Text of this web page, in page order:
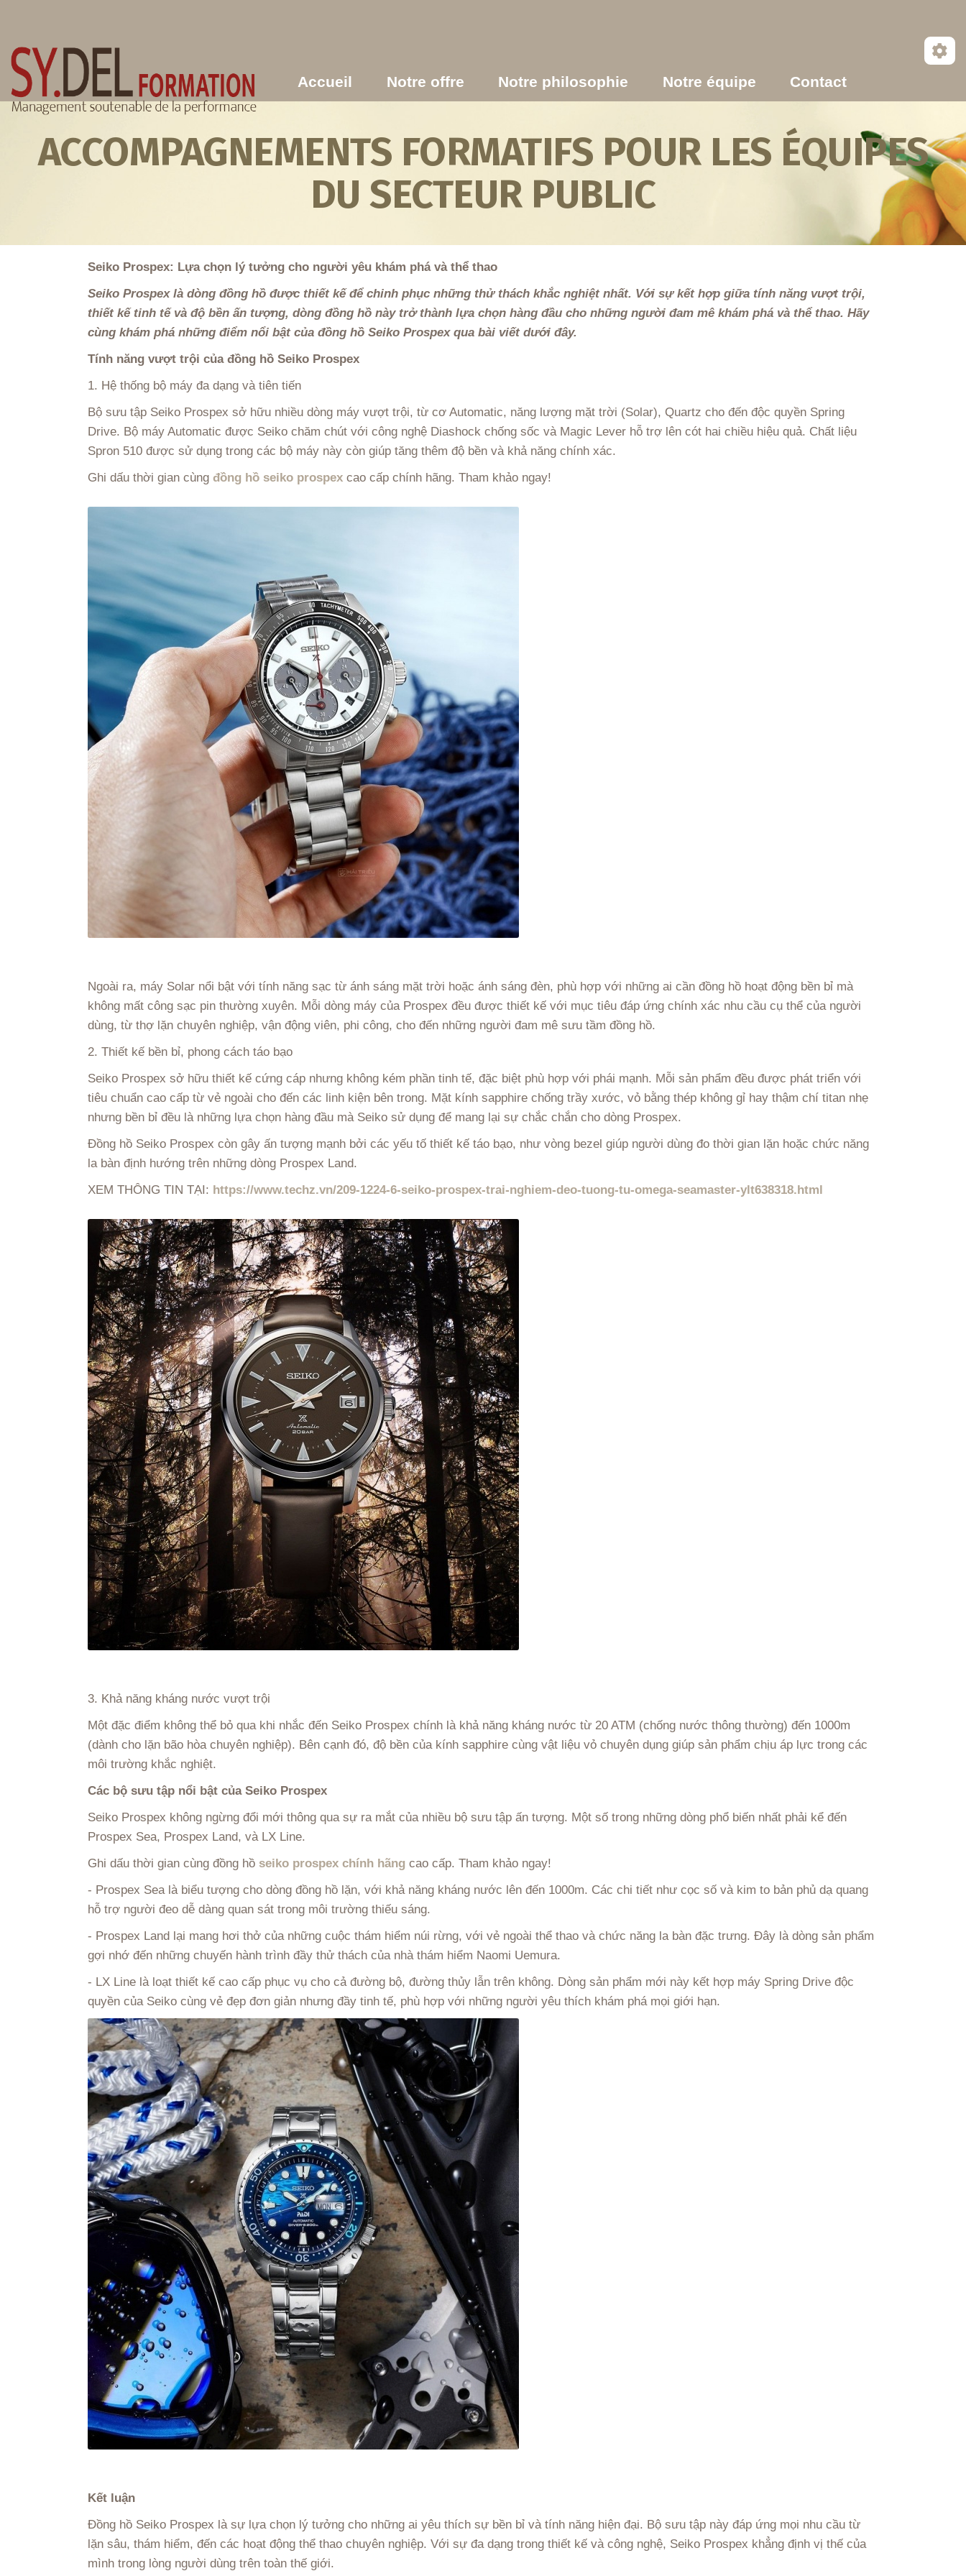
Accueil Notre offre Notre philosophie Notre équipe Contact
ACCOMPAGNEMENTS FORMATIFS POUR LES ÉQUIPES
DU SECTEUR PUBLIC
Seiko Prospex: Lựa chọn lý tưởng cho người yêu khám phá và thể thao
Seiko Prospex là dòng đồng hồ được thiết kế để chinh phục những thử thách khắc nghiệt nhất. Với sự kết hợp giữa tính năng vượt trội,
thiết kế tinh tế và độ bền ấn tượng, dòng đồng hồ này trở thành lựa chọn hàng đầu cho những người đam mê khám phá và thể thao. Hãy
cùng khám phá những điểm nổi bật của đồng hồ Seiko Prospex qua bài viết dưới đây.
Tính năng vượt trội của đồng hồ Seiko Prospex
1. Hệ thống bộ máy đa dạng và tiên tiến
Bộ sưu tập Seiko Prospex sở hữu nhiều dòng máy vượt trội, từ cơ Automatic, năng lượng mặt trời (Solar), Quartz cho đến độc quyền Spring
Drive. Bộ máy Automatic được Seiko chăm chút với công nghệ Diashock chống sốc và Magic Lever hỗ trợ lên cót hai chiều hiệu quả. Chất liệu
Spron 510 được sử dụng trong các bộ máy này còn giúp tăng thêm độ bền và khả năng chính xác.
Ghi dấu thời gian cùng đồng hồ seiko prospex cao cấp chính hãng. Tham khảo ngay!
Ngoài ra, máy Solar nổi bật với tính năng sạc từ ánh sáng mặt trời hoặc ánh sáng đèn, phù hợp với những ai cần đồng hồ hoạt động bền bỉ mà
không mất công sạc pin thường xuyên. Mỗi dòng máy của Prospex đều được thiết kế với mục tiêu đáp ứng chính xác nhu cầu cụ thể của người
dùng, từ thợ lặn chuyên nghiệp, vận động viên, phi công, cho đến những người đam mê sưu tầm đồng hồ.
2. Thiết kế bền bỉ, phong cách táo bạo
Seiko Prospex sở hữu thiết kế cứng cáp nhưng không kém phần tinh tế, đặc biệt phù hợp với phái mạnh. Mỗi sản phẩm đều được phát triển với
tiêu chuẩn cao cấp từ vẻ ngoài cho đến các linh kiện bên trong. Mặt kính sapphire chống trầy xước, vỏ bằng thép không gỉ hay thậm chí titan nhẹ
nhưng bền bỉ đều là những lựa chọn hàng đầu mà Seiko sử dụng để mang lại sự chắc chắn cho dòng Prospex.
Đồng hồ Seiko Prospex còn gây ấn tượng mạnh bởi các yếu tố thiết kế táo bạo, như vòng bezel giúp người dùng đo thời gian lặn hoặc chức năng
la bàn định hướng trên những dòng Prospex Land.
XEM THÔNG TIN TẠI: https://www.techz.vn/209-1224-6-seiko-prospex-trai-nghiem-deo-tuong-tu-omega-seamaster-ylt638318.html
3. Khả năng kháng nước vượt trội
Một đặc điểm không thể bỏ qua khi nhắc đến Seiko Prospex chính là khả năng kháng nước từ 20 ATM (chống nước thông thường) đến 1000m
(dành cho lặn bão hòa chuyên nghiệp). Bên cạnh đó, độ bền của kính sapphire cùng vật liệu vỏ chuyên dụng giúp sản phẩm chịu áp lực trong các
môi trường khắc nghiệt.
Các bộ sưu tập nổi bật của Seiko Prospex
Seiko Prospex không ngừng đổi mới thông qua sự ra mắt của nhiều bộ sưu tập ấn tượng. Một số trong những dòng phổ biến nhất phải kể đến
Prospex Sea, Prospex Land, và LX Line.
Ghi dấu thời gian cùng đồng hồ seiko prospex chính hãng cao cấp. Tham khảo ngay!
- Prospex Sea là biểu tượng cho dòng đồng hồ lặn, với khả năng kháng nước lên đến 1000m. Các chi tiết như cọc số và kim to bản phủ dạ quang
hỗ trợ người đeo dễ dàng quan sát trong môi trường thiếu sáng.
- Prospex Land lại mang hơi thở của những cuộc thám hiểm núi rừng, với vẻ ngoài thể thao và chức năng la bàn đặc trưng. Đây là dòng sản phẩm
gợi nhớ đến những chuyến hành trình đầy thử thách của nhà thám hiểm Naomi Uemura.
- LX Line là loạt thiết kế cao cấp phục vụ cho cả đường bộ, đường thủy lẫn trên không. Dòng sản phẩm mới này kết hợp máy Spring Drive độc
quyền của Seiko cùng vẻ đẹp đơn giản nhưng đầy tinh tế, phù hợp với những người yêu thích khám phá mọi giới hạn.
Kết luận
Đồng hồ Seiko Prospex là sự lựa chọn lý tưởng cho những ai yêu thích sự bền bỉ và tính năng hiện đại. Bộ sưu tập này đáp ứng mọi nhu cầu từ
lặn sâu, thám hiểm, đến các hoạt động thể thao chuyên nghiệp. Với sự đa dạng trong thiết kế và công nghệ, Seiko Prospex khẳng định vị thế của
mình trong lòng người dùng trên toàn thế giới.